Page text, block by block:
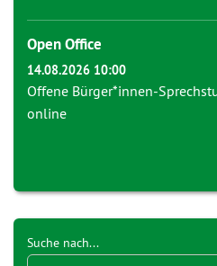
Open Office
14.08.2026 10:00
Offene Bürger*innen-
online
Suche nach...